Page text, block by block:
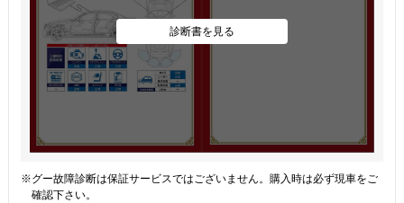
診断書を見る
※グー故障診断は保証サービスではございません。購入時は必ず現車をご
確認下さい。